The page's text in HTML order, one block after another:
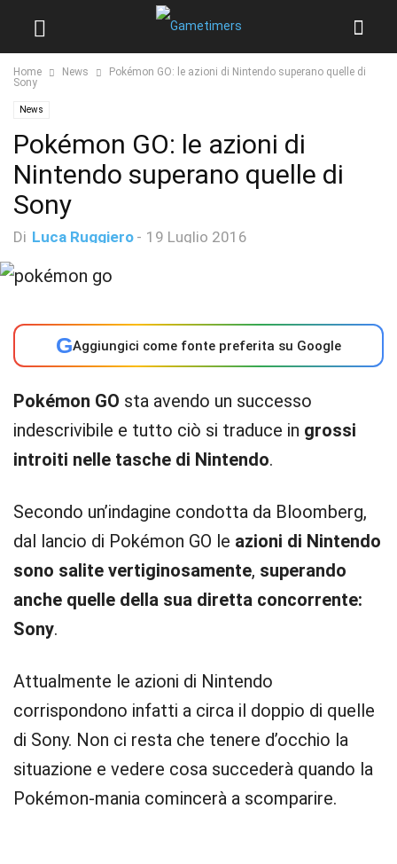
Home News
Pokémon GO: le azioni di Nintendo superano quelle di
Sony
News
Pokémon GO: le azioni di
Nintendo superano quelle di
Sony
Di Luca Ruggiero - 19 Luglio 2016
GAggiungici come fonte preferita su Google
Pokémon GO sta avendo un successo
indescrivibile e tutto ciò si traduce in grossi
introiti nelle tasche di Nintendo.
Secondo un’indagine condotta da Bloomberg,
dal lancio di Pokémon GO le azioni di Nintendo
sono salite vertiginosamente, superando
anche quelle della sua diretta concorrente:
Sony.
Attualmente le azioni di Nintendo
corrispondono infatti a circa il doppio di quelle
di Sony. Non ci resta che tenere d’occhio la
situazione e vedere cosa succederà quando la
Pokémon-mania comincerà a scomparire.